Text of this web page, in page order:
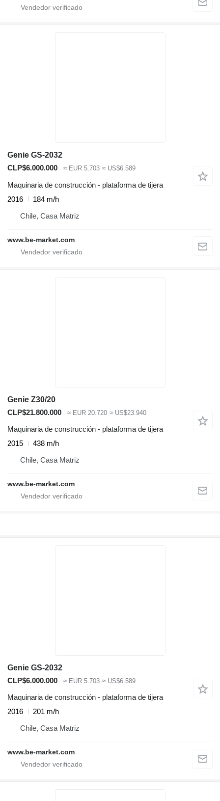
Genie GS-2032
CLP$6.000.000
≈ EUR 5.703 ≈ US$6.589
Maquinaria de construcción - plataforma de tijera
2016
184 m/h
Chile, Casa Matriz
www.be-market.com
Genie Z30/20
CLP$21.800.000
≈ EUR 20.720 ≈ US$23.940
Maquinaria de construcción - plataforma de tijera
2015
438 m/h
Chile, Casa Matriz
www.be-market.com
Genie GS-2032
CLP$6.000.000
≈ EUR 5.703 ≈ US$6.589
Maquinaria de construcción - plataforma de tijera
2016
201 m/h
Chile, Casa Matriz
www.be-market.com